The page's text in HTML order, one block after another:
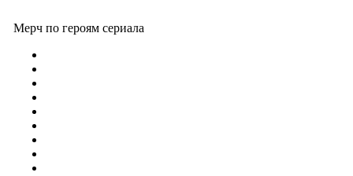
Мерч по героям сериала